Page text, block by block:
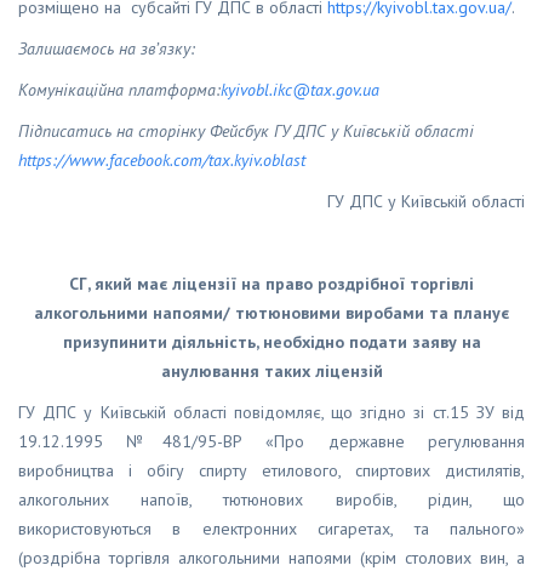
розміщено на субсайті ГУ ДПС в області https://kyivobl.tax.gov.ua/.
Залишаємось на зв’язку:
Комунікаційна платформа:kyivobl.ikc@tax.gov.ua
Підписатись на сторінку Фейсбук ГУ ДПС у Київській області
https://www.facebook.com/tax.kyiv.oblast
ГУ ДПС у Київській області
СГ, який має ліцензії на право роздрібної торгівлі
алкогольними напоями/ тютюновими виробами та планує
призупинити діяльність, необхідно подати заяву на
анулювання таких ліцензій
ГУ ДПС у Київській області повідомляє, що згідно зі ст.15 ЗУ від
19.12.1995 №481/95-ВР «Про державне регулювання
виробництва і обігу спирту етилового, спиртових дистилятів,
алкогольних напоїв, тютюнових виробів, рідин, що
використовуються в електронних сигаретах, та пального»
(роздрібна торгівля алкогольними напоями (крім столових вин, а